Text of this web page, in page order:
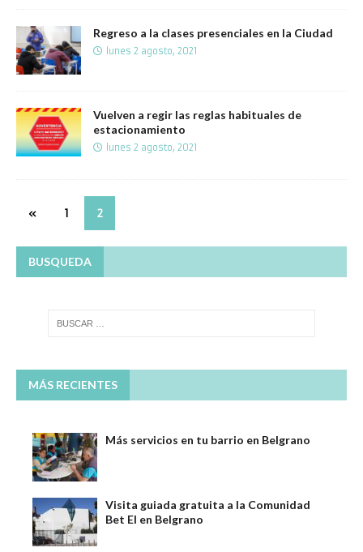
Regreso a la clases presenciales en la Ciudad
lunes 2 agosto, 2021
Vuelven a regir las reglas habituales de
estacionamiento
lunes 2 agosto, 2021
« 1 2
BUSQUEDA
MÁS RECIENTES
Más servicios en tu barrio en Belgrano
Visita guiada gratuita a la Comunidad
Bet El en Belgrano